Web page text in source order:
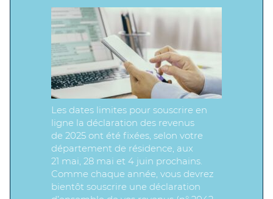
Les dates limites pour souscrire en
ligne la déclaration des revenus
de 2025 ont été fixées, selon votre
département de résidence, aux
21 mai, 28 mai et 4 juin prochains.
Comme chaque année, vous devrez
bientôt souscrire une déclaration